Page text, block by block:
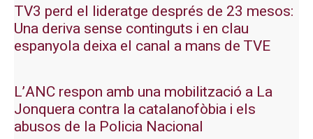
TV3 perd el lideratge després de 23 mesos:
Una deriva sense continguts i en clau
espanyola deixa el canal a mans de TVE
L’ANC respon amb una mobilització a La
Jonquera contra la catalanofòbia i els
abusos de la Policia Nacional